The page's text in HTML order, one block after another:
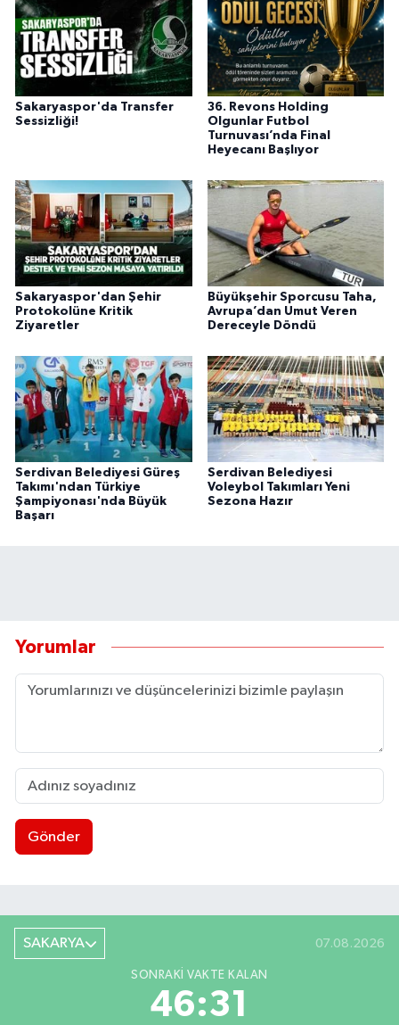
Sakaryaspor'da Transfer
Sessizliği!
36. Revons Holding
Olgunlar Futbol
Turnuvası’nda Final
Heyecanı Başlıyor
Sakaryaspor'dan Şehir
Protokolüne Kritik
Ziyaretler
Büyükşehir Sporcusu Taha,
Avrupa’dan Umut Veren
Dereceyle Döndü
Serdivan Belediyesi Güreş
Takımı'ndan Türkiye
Şampiyonası'nda Büyük
Başarı
Serdivan Belediyesi
Voleybol Takımları Yeni
Sezona Hazır
Yorumlar
Gönder
SAKARYA 07.08.2026
SONRAKI VAKTE KALAN
46:30